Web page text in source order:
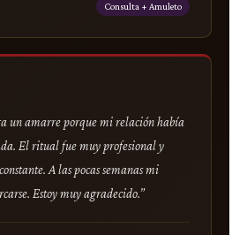
Consulta + Amuleto
un amarre porque mi relación había
El ritual fue muy profesional y
A las pocas semanas mi
Estoy muy agradecido.”